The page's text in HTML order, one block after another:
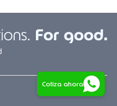
Cotiza ahora